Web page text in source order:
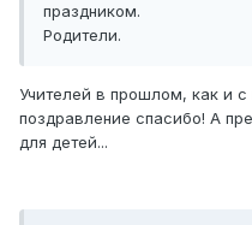
праздником.
Родители.
Учителей в прошлом, как и
поздравление спасибо! А
для детей...